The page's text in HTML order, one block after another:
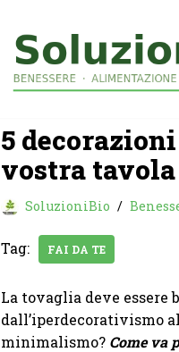
5
vostra
SoluzioniBio
Tag: FAI DA TE
La tovaglia deve essere
dall’iperdecorativismo
minimalismo? Come va